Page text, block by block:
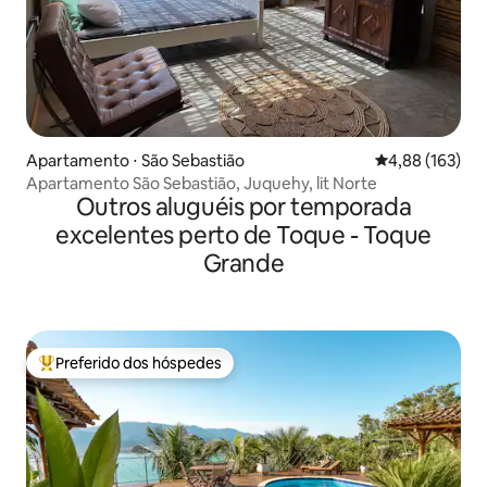
Apartamento ⋅ São Sebastião 4,88 de uma
4,88 (163)
Apartamento São Sebastião, Juquehy, lit Norte
Outros aluguéis por temporada
excelentes perto de Toque - Toque
Grande
Entre os melhores preferidos dos hóspedes
Preferido dos hóspedes